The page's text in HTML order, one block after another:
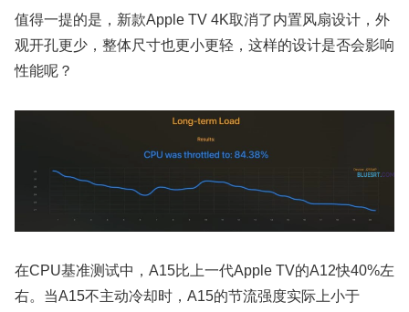
值得一提的是，新款Apple TV 4K取消了内置风扇设计，外
观开孔更少，整体尺寸也更小更轻，这样的设计是否会影响
性能呢？
在CPU基准测试中，A15比上一代Apple TV的A12快40%左
右。当A15不主动冷却时，A15的节流强度实际上小于